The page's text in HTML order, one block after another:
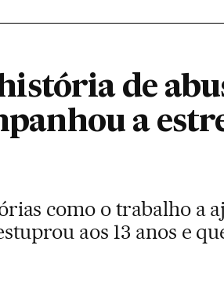
de
a
como o trabalho a
aos 13 anos e